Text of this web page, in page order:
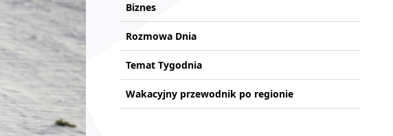
Biznes
Rozmowa Dnia
Temat Tygodnia
Wakacyjny przewodnik po regionie